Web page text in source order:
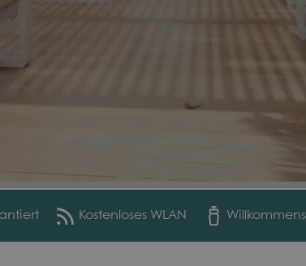
Kostenloses WLAN